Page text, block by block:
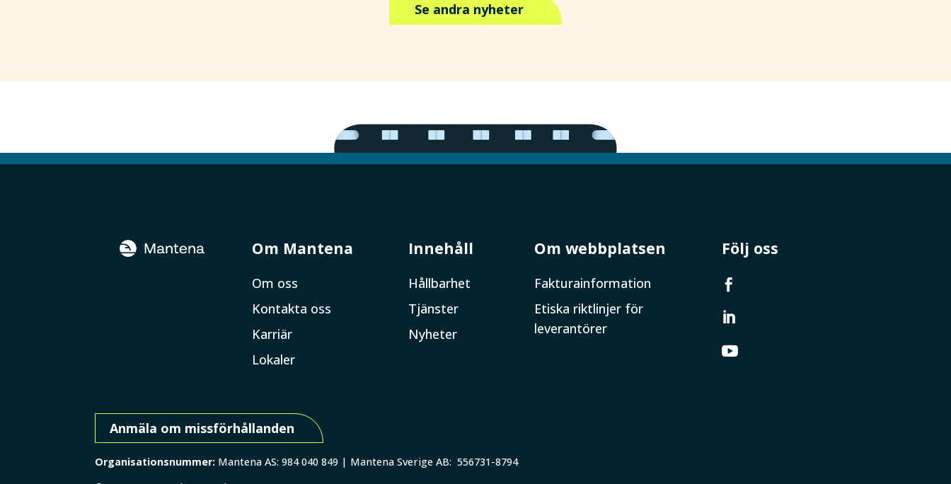
Se andra nyheter
Om Mantena
Om oss
Kontakta oss
Karriär
Lokaler
Innehåll
Hållbarhet
Tjänster
Nyheter
Om webbplatsen
Faktura­information
Etiska riktlinjer för
leverantörer
Följ oss



Anmäla om missförhållanden
Organisationsnummer: Mantena AS: 984 040 849 | Mantena Sverige AB: 556731-8794